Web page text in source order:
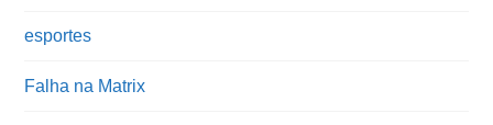
esportes
Falha na Matrix